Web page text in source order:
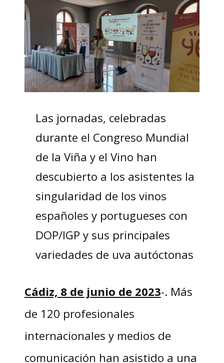
Las jornadas, celebradas
durante el Congreso Mundial
de la Viña y el Vino han
descubierto a los asistentes la
singularidad de los vinos
españoles y portugueses con
DOP/IGP y sus principales
variedades de uva autóctonas
Cádiz, 8 de junio de 2023-. Más
de 120 profesionales
internacionales y medios de
comunicación han asistido a una